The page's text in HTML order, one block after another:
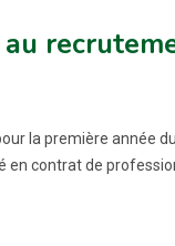
la première année
en contrat de